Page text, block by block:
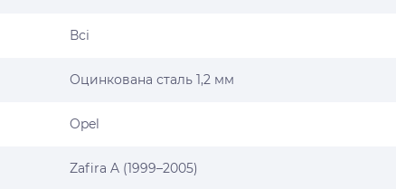
Всі
Оцинкована сталь 1,2 мм
Opel
Zafira A (1999–2005)